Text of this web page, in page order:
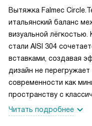
Вытяжка Falmec
итальянский баланс
визуальной
стали AISI 304
вставками, создавая
дизайн не
современности как
пространству с
Читать подробнее